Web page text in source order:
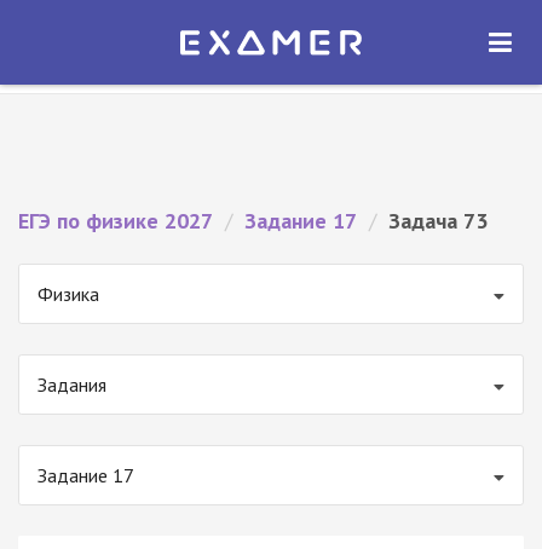
Экзамер — ЕГЭ 2027
ОТКРЫТЬ
ЕГЭ по физике 2027 / Задание 17 / Задача 73
Физика
Задания
Задание 17